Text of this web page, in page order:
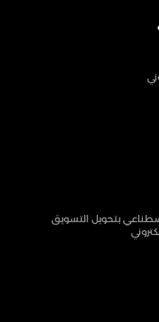
بتحويل التسويق